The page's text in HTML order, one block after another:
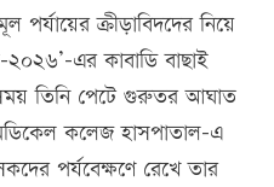
পর্যায়ের ক্রীড়াবিদদের নিয়ে
এর কাবাডি বাছাই
তিনি পেটে গুরুতর আঘাত
কলেজ হাসপাতাল-এ
পর্যবেক্ষণে রেখে তার